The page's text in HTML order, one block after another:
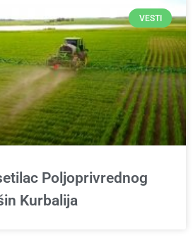
VESTI
Poljoprivrednog
Kurbalija